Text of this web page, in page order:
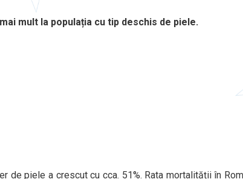
mult la populația cu tip deschis de piele.
piele a crescut cu cca. 51%. Rata mortalității în